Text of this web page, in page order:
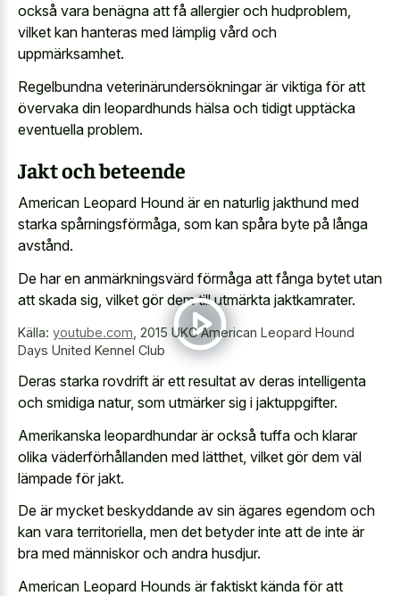
också vara benägna att få allergier och hudproblem,
vilket kan hanteras med lämplig vård och
uppmärksamhet.
Regelbundna veterinärundersökningar är viktiga för att
övervaka din leopardhunds hälsa och tidigt upptäcka
eventuella problem.
Jakt och beteende
American Leopard Hound är en naturlig jakthund med
starka spårningsförmåga, som kan spåra byte på långa
avstånd.
De har en anmärkningsvärd förmåga att fånga bytet utan
att skada sig, vilket gör dem till utmärkta jaktkamrater.
Källa: youtube.com 2015 UKC American Leopard Hound
Days United Kennel Club
Deras starka rovdrift är ett resultat av deras intelligenta
och smidiga natur, som utmärker sig i jaktuppgifter.
Amerikanska leopardhundar är också tuffa och klarar
olika väderförhållanden med lätthet, vilket gör dem väl
lämpade för jakt.
De är mycket beskyddande av sin ägares egendom och
kan vara territoriella, men det betyder inte att de inte är
bra med människor och andra husdjur.
American Leopard Hounds är faktiskt kända för att